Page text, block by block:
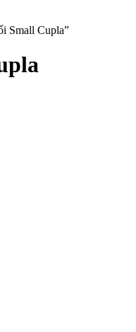
Small Cupla”